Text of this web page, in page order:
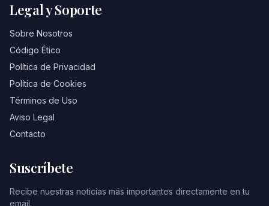
Legal y Soporte
Sobre Nosotros
Código Ético
Política de Privacidad
Política de Cookies
Términos de Uso
Aviso Legal
Contacto
Suscríbete
Recibe nuestras noticias más importantes directamente en tu
email.